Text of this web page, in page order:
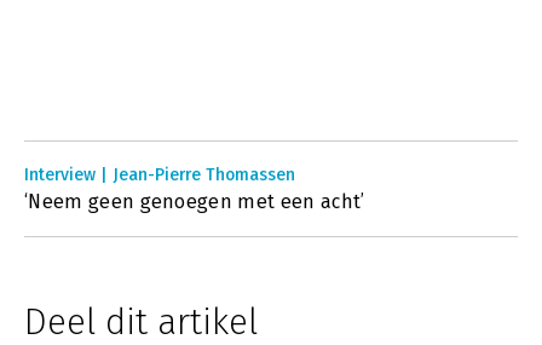
Interview | Jean-Pierre Thomassen
‘Neem geen genoegen met een acht’
Deel dit artikel